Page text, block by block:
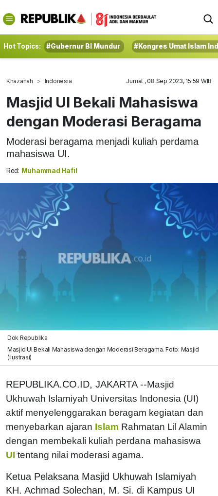
Hot Topics: #Gubernur BI Mundur #Kongres Umat Islam
Khazanah Indonesia Jumat , 08 Sep 2023, 15:59 WIB
Masjid UI Bekali Mahasiswa
dengan Moderasi Beragama
Moderasi beragama menjadi kuliah perdama
mahasiswa UI.
Red: Muhammad Hafil
Dok Republika
Masjid UI Bekali Mahasiswa dengan Moderasi Beragama. Foto: Masjid
(ilustrasi)
REPUBLIKA.CO.ID, JAKARTA --Masjid
Ukhuwah Islamiyah Universitas Indonesia (UI)
aktif menyelenggarakan beragam kegiatan dan
menyebarkan ajaran Islam Rahmatan Lil Alamin
dengan membekali kuliah perdana mahasiswa
UI tentang nilai moderasi agama.
Ketua Pelaksana Masjid Ukhuwah Islamiyah
KH. Achmad Solechan, M. Si. di Kampus UI